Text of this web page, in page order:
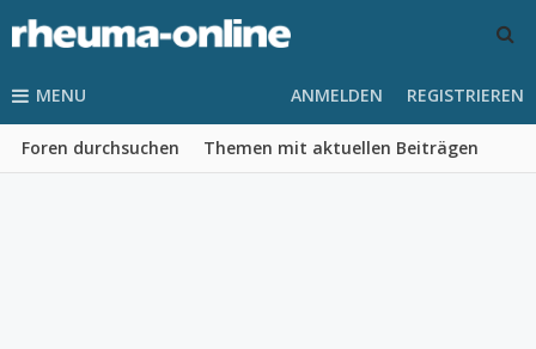
MENU
Foren durchsuchen Themen mit aktuellen Beiträgen
ANMELDEN REGISTRIEREN